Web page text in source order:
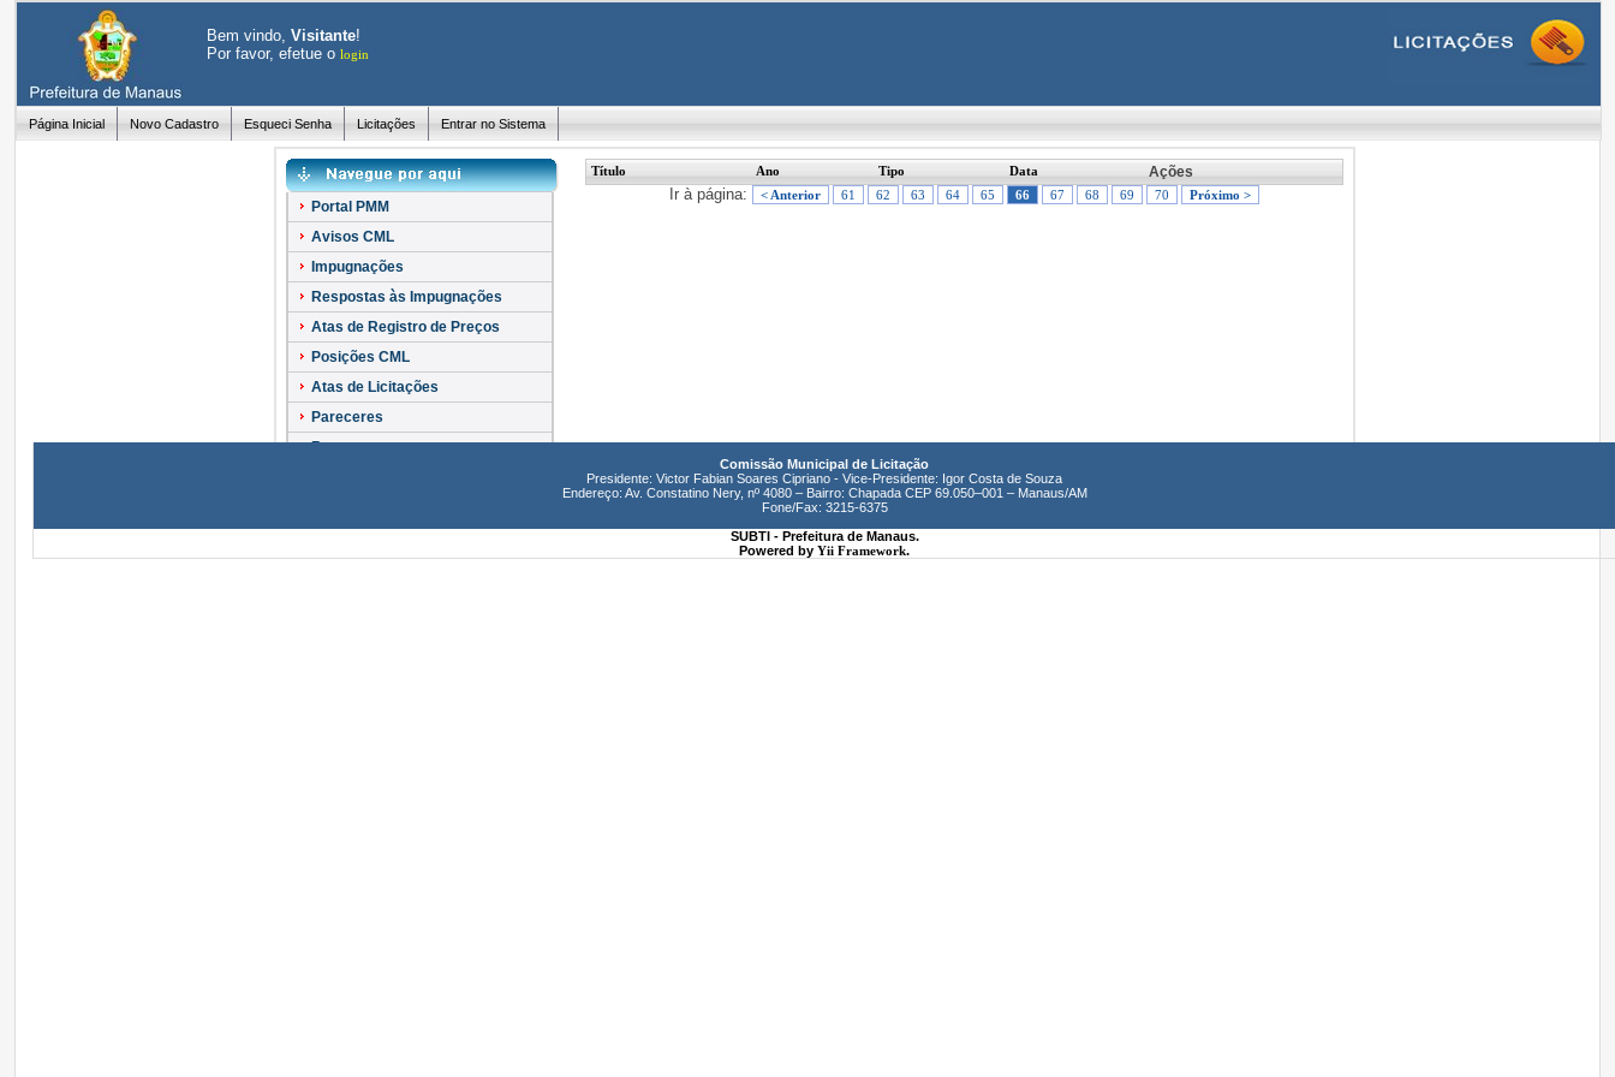
Bem vindo,Visitante!
Por favor, efetue ologin
Página Inicial Novo Cadastro Esqueci Senha Licitações Entrar no Sistema
Portal PMM
Avisos CML
Impugnações
Respostas às Impugnações
Atas de Registro de Preços
Posições CML
Atas de Licitações
Pareceres
Recursos
Título Ano Tipo Data Ações
Ir à página: < Anterior 61 62 63 64 65 66 67 68 69 70 Próximo >
Comissão Municipal de Licitação
Presidente: Victor Fabian Soares Cipriano - Vice-Presidente: Igor Costa de Souza
Endereço: Av. Constatino Nery, nº 4080 – Bairro: Chapada CEP 69.050–001 – Manaus/AM
Fone/Fax: 3215-6375
SUBTI - Prefeitura de Manaus.
Powered byYii Framework.